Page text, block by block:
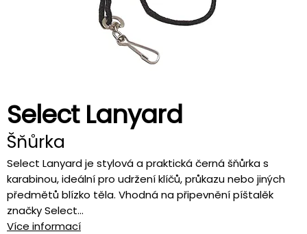
Select Lanyard
Šňůrka
Select Lanyard je stylová a praktická černá šňůrka s
karabinou, ideální pro udržení klíčů, průkazu nebo jiných
předmětů blízko těla. Vhodná na připevnění píštalěk
značky Select...
Více informací